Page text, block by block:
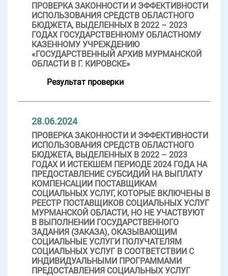
ПРОВЕРКА ЗАКОННОСТИ И ЭФФЕКТИВНОСТИ
ИСПОЛЬЗОВАНИЯ СРЕДСТВ ОБЛАСТНОГО
БЮДЖЕТА, ВЫДЕЛЕННЫХ В 2022 – 2023
ГОДАХ ГОСУДАРСТВЕННОМУ ОБЛАСТНОМУ
КАЗЕННОМУ УЧРЕЖДЕНИЮ
«ГОСУДАРСТВЕННЫЙ АРХИВ МУРМАНСКОЙ
ОБЛАСТИ В Г. КИРОВСКЕ»
Результат проверки
28.06.2024
ПРОВЕРКА ЗАКОННОСТИ И ЭФФЕКТИВНОСТИ
ИСПОЛЬЗОВАНИЯ СРЕДСТВ ОБЛАСТНОГО
БЮДЖЕТА, ВЫДЕЛЕННЫХ В 2022 – 2023
ГОДАХ И ИСТЕКШЕМ ПЕРИОДЕ 2024 ГОДА НА
ПРЕДОСТАВЛЕНИЕ СУБСИДИЙ НА ВЫПЛАТУ
КОМПЕНСАЦИИ ПОСТАВЩИКАМ
СОЦИАЛЬНЫХ УСЛУГ, КОТОРЫЕ ВКЛЮЧЕНЫ В
РЕЕСТР ПОСТАВЩИКОВ СОЦИАЛЬНЫХ УСЛУГ
МУРМАНСКОЙ ОБЛАСТИ, НО НЕ УЧАСТВУЮТ
В ВЫПОЛНЕНИИ ГОСУДАРСТВЕННОГО
ЗАДАНИЯ (ЗАКАЗА), ОКАЗЫВАЮЩИМ
СОЦИАЛЬНЫЕ УСЛУГИ ПОЛУЧАТЕЛЯМ
СОЦИАЛЬНЫХ УСЛУГ В СООТВЕТСТВИИ С
ИНДИВИДУАЛЬНЫМИ ПРОГРАММАМИ
ПРЕДОСТАВЛЕНИЯ СОЦИАЛЬНЫХ УСЛУГ